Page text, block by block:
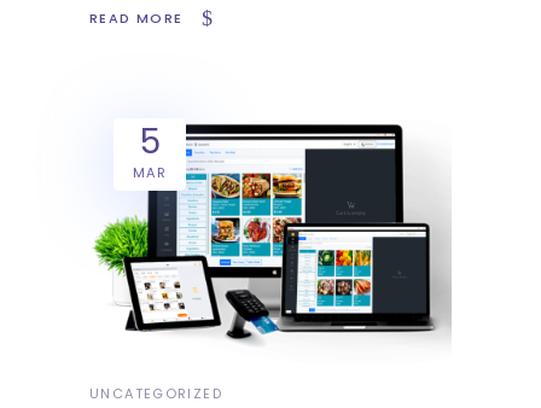
READ MORE
5
MAR
UNCATEGORIZED